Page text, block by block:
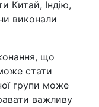
Китай, Індію,
виконали
що
стати
групи може
важливу